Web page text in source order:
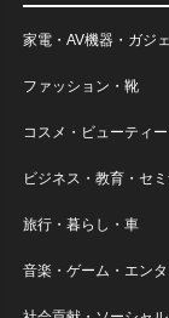
家電・AV機器・ガジ
ファッション・靴
コスメ・ビューティー
ビジネス・教育・セ
旅行・暮らし・車
音楽・ゲーム・エンタ